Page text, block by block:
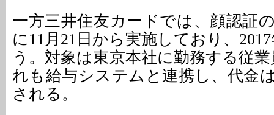
一方三井住友カードでは、顔認証
に11月21日から実施しており、
う。対象は東京本社に勤務する従
れも給与システムと連携し、代金
される。